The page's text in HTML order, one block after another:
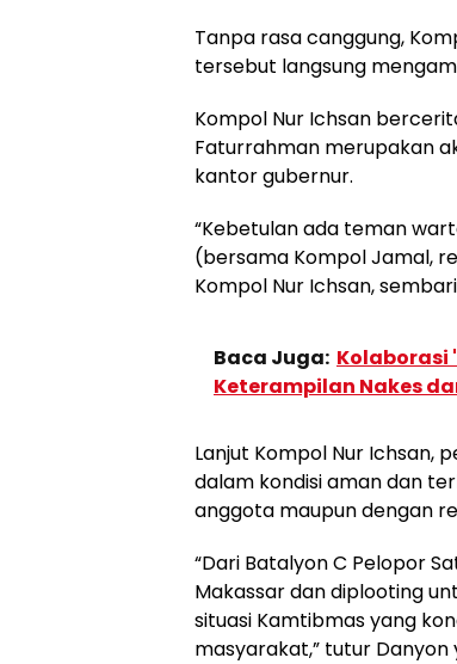
Tanpa rasa canggung,
tersebut langsung
Kompol Nur Ichsan
Faturrahman merupakan
kantor gubernur.
“Kebetulan ada teman
(bersama Kompol Jamal,
Kompol Nur Ichsan,
Baca Juga: Kolaborasi
Keterampilan Nakes
Lanjut Kompol Nur Ichsan,
dalam kondisi aman dan
anggota maupun dengan
“Dari Batalyon C Pelopor
Makassar dan diplooting
situasi Kamtibmas yang
masyarakat,” tutur Danyon